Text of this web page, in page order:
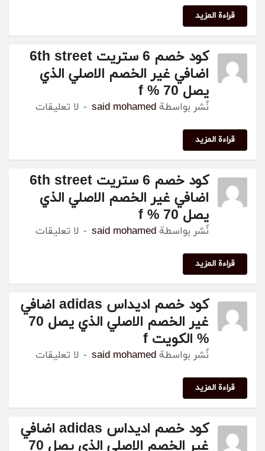
كود خصم 6 ستريت 6th street
اضافي غير الخصم الاصلي الذي
نٌشر بواسطةsaid mohamed لا تعليقات
كود خصم 6 ستريت 6th street
اضافي غير الخصم الاصلي الذي
نٌشر بواسطةsaid mohamed لا تعليقات
كود خصم اديداس adidas اضافي
غير الخصم الاصلي الذي يصل 70
% الكويت f
نٌشر بواسطةsaid mohamed لا تعليقات
كود خصم اديداس adidas اضافي
غير الخصم الاصلي الذي يصل 70